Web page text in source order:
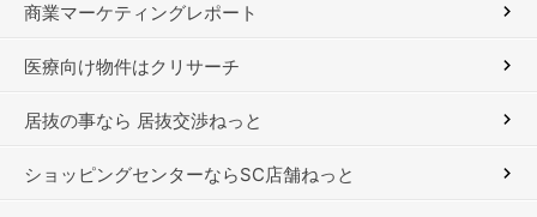
商業マーケティングレポート
医療向け物件はクリサーチ
居抜の事なら 居抜交渉ねっと
ショッピングセンターならSC店舗ねっと